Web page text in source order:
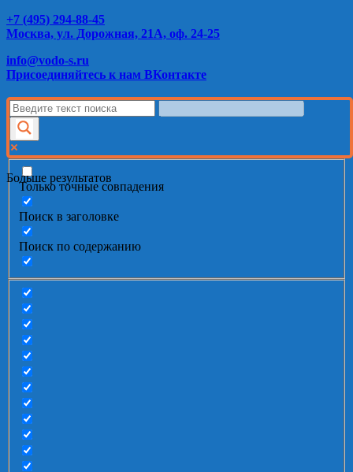
+7 (495) 294-88-45
Москва, ул. Дорожная, 21А, оф. 24-25
info@vodo-s.ru
Присоединяйтесь к нам ВКонтакте
Больше результатов
Только точные совпадения
Поиск в заголовке
Поиск по содержанию